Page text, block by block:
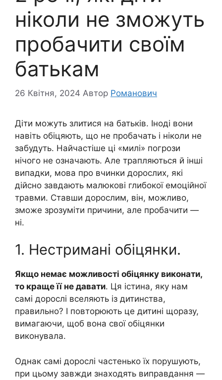
ніколи не зможуть
пробачити своїм
батькам
26 Квітня, 2024 Автор Романович
Діти можуть злитися на батьків. Іноді вони
навіть обіцяють, що не пробачать і ніколи не
забудуть. Найчастіше ці «милі» погрози
нічого не означають. Але трапляються й інші
випадки, мова про вчинки дорослих, які
дійсно завдають малюкові глибокої емоційної
травми. Ставши дорослим, він, можливо,
зможе зрозуміти причини, але пробачити —
ні.
1. Нестримані обіцянки.
Якщо немає можливості обіцянку виконати,
то краще її не давати. Ця істина, яку нам
самі дорослі вселяють із дитинства,
правильно? І повторюють це дитині щоразу,
вимагаючи, щоб вона свої обіцянки
виконувала.
Однак самі дорослі частенько їх порушують,
при цьому завжди знаходять виправдання —